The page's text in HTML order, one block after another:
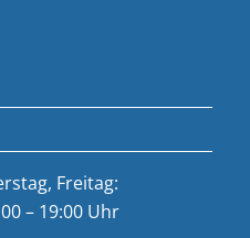
Freitag:
– 19:00 Uhr